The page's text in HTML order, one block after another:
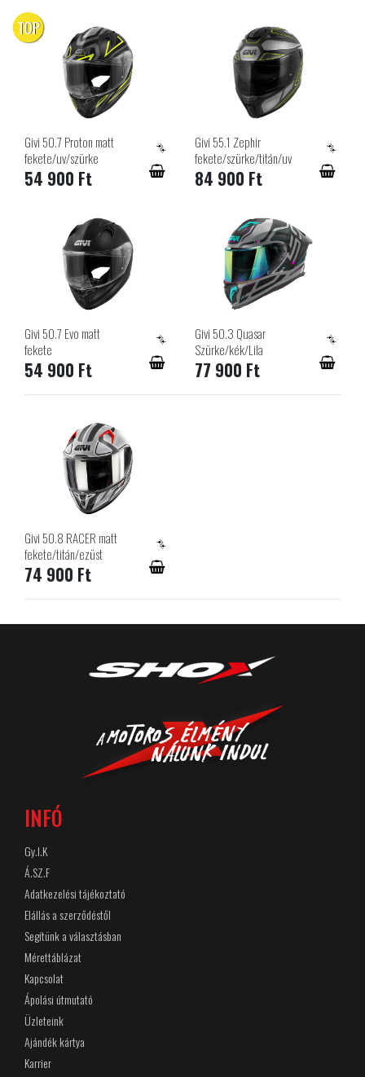
TOP
Givi 50.7 Proton matt
fekete/uv/szürke
54 900 Ft
Givi 55.1 Zephir
fekete/szürke/titán/uv
84 900 Ft
Givi 50.7 Evo matt
fekete
54 900 Ft
Givi 50.3 Quasar
Szürke/kék/Lila
77 900 Ft
Givi 50.8 RACER matt
fekete/titán/ezüst
74 900 Ft
INFÓ
Gy.I.K
Á.SZ.F
Adatkezelési tájékoztató
Elállás a szerződéstől
Segítünk a választásban
Mérettáblázat
Kapcsolat
Ápolási útmutató
Üzleteink
Ajándék kártya
Karrier